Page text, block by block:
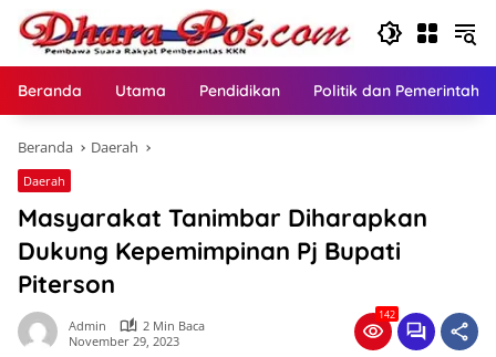
Langsung
konten
Beranda Utama Pendidikan Politik dan
Beranda Daerah
Daerah
Masyarakat Tanimbar Diharapkan
Dukung Kepemimpinan Pj Bupati
Piterson
Admin
2 Min Baca
November 29, 2023
142